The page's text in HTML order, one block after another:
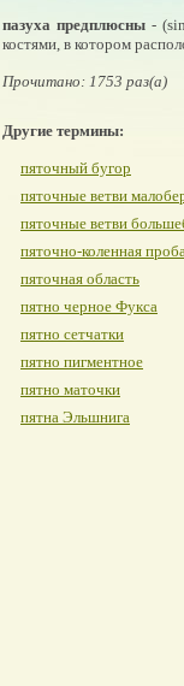
пазуха предплюсны-
костями, в котором
Прочитано: 1753 раз(а)
Другие термины:
пяточный бугор
пяточные ветви
пяточные ветви
пяточно-коленная
пяточная область
пятно черное Фукса
пятно сетчатки
пятно пигментное
пятно маточки
пятна Эльшнига